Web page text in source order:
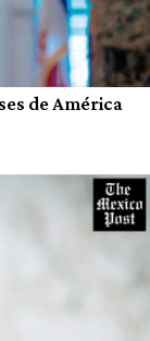
de América